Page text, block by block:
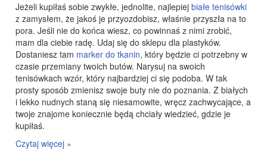
Jeżeli kupiłaś sobie zwykłe, jednolite, najlepiej białe tenisówki
z zamysłem, że jakoś je przyozdobisz, właśnie przyszła na to
pora. Jeśli nie do końca wiesz, co powinnaś z nimi zrobić,
mam dla ciebie radę. Udaj się do sklepu dla plastyków.
Dostaniesz tam marker do tkanin, który będzie ci potrzebny w
czasie przemiany twoich butów. Narysuj na swoich
tenisówkach wzór, który najbardziej ci się podoba. W tak
prosty sposób zmienisz swoje buty nie do poznania. Z białych
i lekko nudnych staną się niesamowite, wręcz zachwycające, a
twoje znajome koniecznie będą chciały wiedzieć, gdzie je
kupiłaś.
Czytaj więcej »